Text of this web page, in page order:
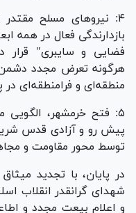
۴: نیروهای مسلح
بازدارندگی فعال در همه
فضایی و سایبری" قرار
هرگونه تعرض مجدد
منطقه‌ای و فرامنطقه‌ای
۵: فتح خرمشهر، الگویی
پیش رو و آزادی قدس
توسط محور مقاومت و
در پایان، با تجدید
شهدای گرانقدر انقلاب
و اعلام بیعت مجدد و